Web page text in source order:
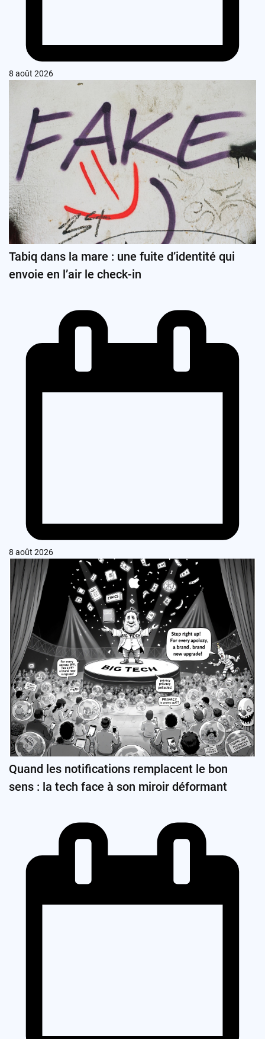
8 août 2026
Tabiq dans la mare : une fuite d’identité qui
envoie en l’air le check-in
8 août 2026
Quand les notifications remplacent le bon
sens : la tech face à son miroir déformant